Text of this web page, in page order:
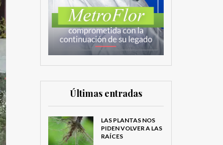
Últimas entradas
LAS PLANTAS NOS
PIDEN VOLVER A LAS
RAÍCES